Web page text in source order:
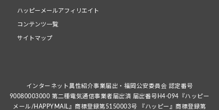
ハッピーメールアフィリエイト
コンテンツ一覧
サイトマップ
インターネット異性紹介事業届出・福岡公安委員会 認定番号
90080003000 第二種電気通信事業者届出済 届出番号H4-094『ハッピー
メール/HAPPYMAIL』商標登録第5150003号 『ハッピー』商標登録第